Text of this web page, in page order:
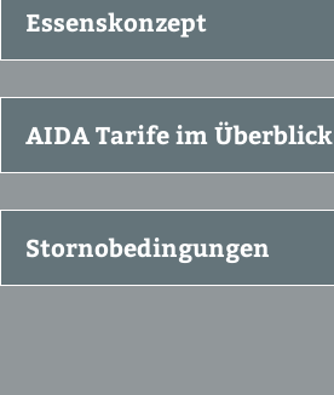
Essenskonzept
AIDA Tarife im Überblick
Stornobedingungen